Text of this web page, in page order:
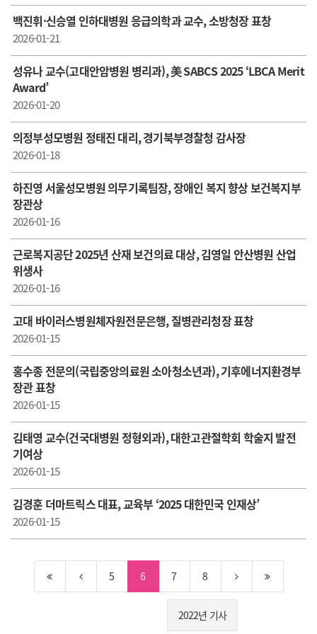
백진휘·신승열 인하대병원 응급의학과 교수, 소방청장 표창
2026-01-21
성유나 교수(고대안암병원 병리과), 美 SABCS 2025 ‘LBCA Merit
Award’
2026-01-20
의정부성모병원 정태진 대리, 경기북부경찰청 감사장
2026-01-18
하진영 서울성모병원 의무기록팀장, 장애인 복지 향상 보건복지부
장관상
2026-01-16
근로복지공단 2025년 산재 보건의료 대상, 김영일 안산병원 산업
위생사
2026-01-16
고대 바이러스병원체자원전문은행, 질병관리청장 표창
2026-01-15
홍수종 전문의(국립중앙의료원 소아청소년과), 기후에너지환경부
장관 표창
2026-01-15
김태영 교수(건국대병원 정형외과), 대한고관절학회 학술지 발전
기여상
2026-01-15
김경훈 더마트릭스 대표, 교육부 ‘2025 대한민국 인재상’
2026-01-15
5 6 7 8
2022년 기사